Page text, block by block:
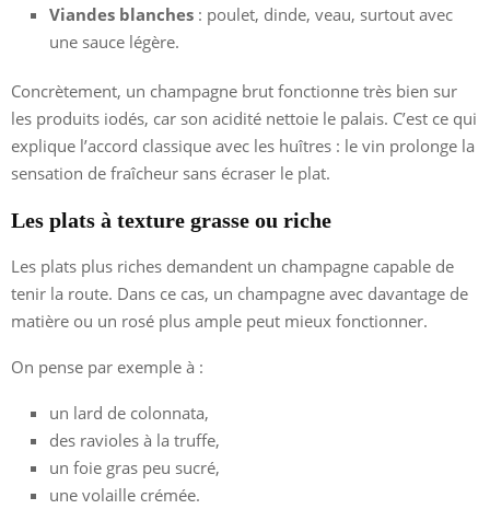
Viandes blanches : poulet, dinde, veau, surtout avec
une sauce légère.
Concrètement, un champagne brut fonctionne très bien sur
les produits iodés, car son acidité nettoie le palais. C’est ce qui
explique l’accord classique avec les huîtres : le vin prolonge la
sensation de fraîcheur sans écraser le plat.
Les plats à texture grasse ou riche
Les plats plus riches demandent un champagne capable de
tenir la route. Dans ce cas, un champagne avec davantage de
matière ou un rosé plus ample peut mieux fonctionner.
On pense par exemple à :
un lard de colonnata,
des ravioles à la truffe,
un foie gras peu sucré,
une volaille crémée.